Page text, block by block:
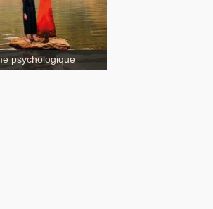
psychologique